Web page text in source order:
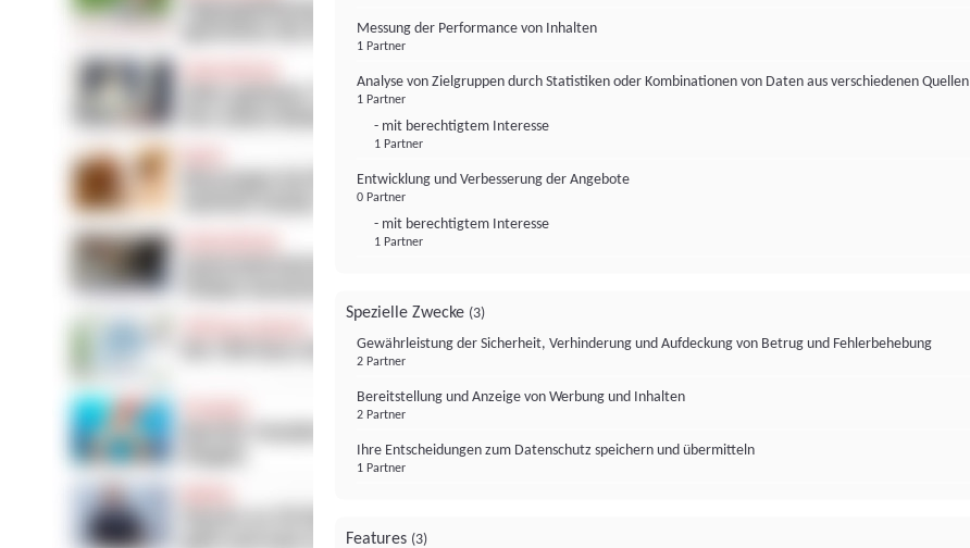
Messung der Performance von Inhalten
1 Partner
Analyse von Zielgruppen durch Statistiken oder Kombinationen von Daten aus verschiedenen Quellen
1 Partner
- mit berechtigtem Interesse
1 Partner
Entwicklung und Verbesserung der Angebote
0 Partner
- mit berechtigtem Interesse
1 Partner
Spezielle Zwecke (3)
Gewährleistung der Sicherheit, Verhinderung und Aufdeckung von Betrug und Fehlerbehebung
2 Partner
Bereitstellung und Anzeige von Werbung und Inhalten
2 Partner
Ihre Entscheidungen zum Datenschutz speichern und übermitteln
1 Partner
Features (3)